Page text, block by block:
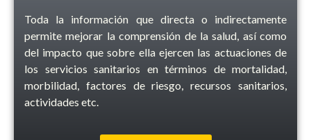
Toda la información que directa o indirectamente
permite mejorar la comprensión de la salud, así como
del impacto que sobre ella ejercen las actuaciones de
los servicios sanitarios en términos de mortalidad,
morbilidad, factores de riesgo, recursos sanitarios,
actividades etc.